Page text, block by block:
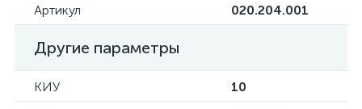
Артикул
020.204.001
Другие параметры
КИУ
10